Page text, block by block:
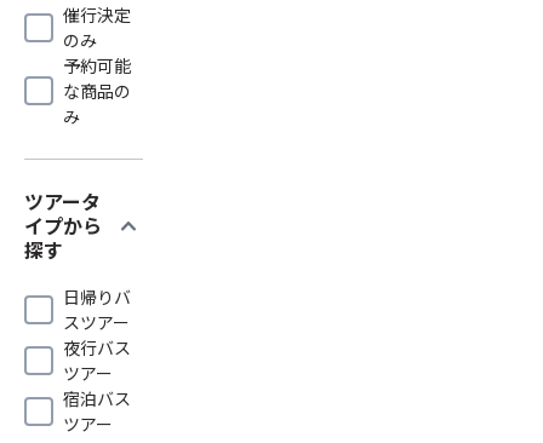
催行決定
のみ
予約可能
な商品の
み
ツアータ
イプから
探す
expand_more
日帰りバ
スツアー
夜行バス
ツアー
宿泊バス
ツアー